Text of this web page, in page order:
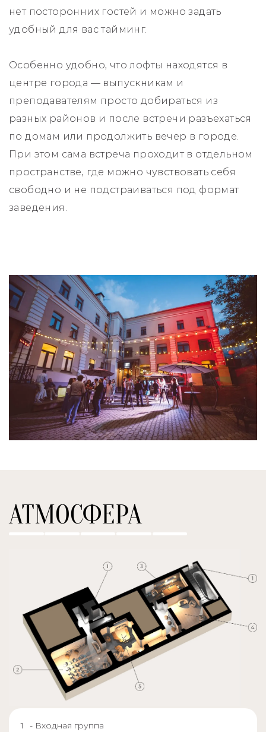
нет посторонних гостей и можно задать
удобный для вас тайминг.
Особенно удобно, что лофты находятся в
центре города — выпускникам и
преподавателям просто добираться из
разных районов и после встречи разъехаться
по домам или продолжить вечер в городе.
При этом сама встреча проходит в отдельном
пространстве, где можно чувствовать себя
свободно и не подстраиваться под формат
заведения.
АТМОСФЕРА
- Входная группа